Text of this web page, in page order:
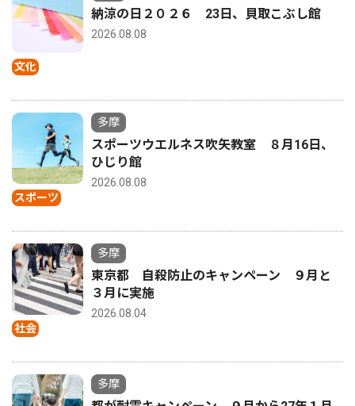
文化
納涼の日２０２６ 23日、貝取こぶし館
2026.08.08
スポーツ
多摩
スポーツウエルネス吹矢教室 ８月16日、
ひじり館
2026.08.08
社会
多摩
東京都 自殺防止のキャンペーン ９月と
３月に実施
2026.08.04
多摩